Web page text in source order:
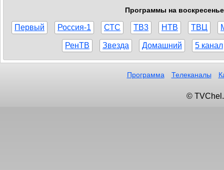
Программы на
Первый Россия-1 СТС ТВ3 НТВ ТВЦ
РенТВ Звезда Домашний 5 канал
Программа Телеканалы
©